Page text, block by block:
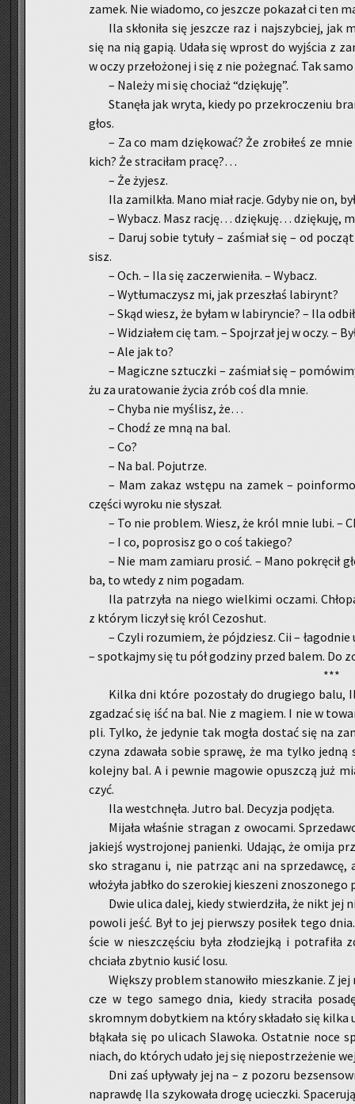
zamek. Nie wia­do­mo, co jesz­cze po­ka­zał ci ten
Ila skło­ni­ła się jesz­cze raz i naj­szyb­ciej, jak
się na nią gapią. Udała się wprost do wyj­ścia z
w oczy prze­ło­żo­nej i się z nie po­że­gnać. Tak
– Na­le­ży mi się cho­ciaż “dzię­ku­ję”.
Sta­nę­ła jak wryta, kiedy po prze­kro­cze­niu
głos.
– Za co mam dzię­ko­wać? Że zro­bi­łeś ze
kich? Że stra­ci­łam pracę?…
– Że ży­jesz.
Ila za­mil­kła. Mano miał racje. Gdyby nie on,
– Wy­bacz. Masz rację… dzię­ku­ję… dzię­ku­ję,
– Daruj sobie ty­tu­ły – za­śmiał się – od
sisz.
– Och. – Ila się za­czer­wie­ni­ła. – Wy­bacz.
– Wy­tłu­ma­czysz mi, jak prze­szłaś la­bi­rynt?
– Skąd wiesz, że byłam w la­bi­ryn­cie? – Ila
– Wi­dzia­łem cię tam. – Spoj­rzał jej w oczy. –
– Ale jak to?
– Ma­gicz­ne sztucz­ki – za­śmiał się –
żu za ura­to­wa­nie życia zrób coś dla mnie.
– Chyba nie my­ślisz, że…
– Chodź ze mną na bal.
– Co?
– Na bal. Po­ju­trze.
– Mam zakaz wstę­pu na zamek –
czę­ści wy­ro­ku nie sły­szał.
– To nie pro­blem. Wiesz, że król mnie lubi. –
– I co, po­pro­sisz go o coś ta­kie­go?
– Nie mam za­mia­ru pro­sić. – Mano po­krę­cił
ba, to wtedy z nim po­ga­dam.
Ila pa­trzy­ła na niego wiel­ki­mi ocza­mi.
z któ­rym li­czył się król Ce­zo­shut.
– Czyli ro­zu­miem, że pój­dziesz. Cii –
– spo­tkaj­my się tu pół go­dzi­ny przed balem. Do
***
Kilka dni które po­zo­sta­ły do dru­gie­go balu,
zga­dzać się iść na bal. Nie z ma­giem. I nie w
pli. Tylko, że je­dy­nie tak mogła do­stać się na
czy­na zda­wa­ła sobie spra­wę, że ma tylko
ko­lej­ny bal. A i pew­nie ma­go­wie opusz­czą już
czyć.
Ila wes­tchnę­ła. Jutro bal. De­cy­zja pod­ję­ta.
Mi­ja­ła wła­śnie stra­gan z owo­ca­mi.
ja­kiejś wy­stro­jo­nej pa­nien­ki. Uda­jąc, że omija
sko stra­ga­nu i, nie pa­trząc ani na
wło­ży­ła jabł­ko do sze­ro­kiej kie­sze­ni zno­szo­ne­go
Dwie ulica dalej, kiedy stwier­dzi­ła, że nikt jej
po­wo­li jeść. Był to jej pierw­szy po­si­łek tego
ście w nie­szczę­ściu była zło­dziej­ką i po­tra­fi­ła
chcia­ła zbyt­nio kusić losu.
Więk­szy pro­blem sta­no­wi­ło miesz­ka­nie. Z
cze w tego sa­me­go dnia, kiedy stra­ci­ła
skrom­nym do­byt­kiem na który skła­da­ło się
błą­ka­ła się po uli­cach Sla­wo­ka. Ostat­nie noce
niach, do któ­rych udało jej się nie­po­strze­że­nie
Dni zaś upły­wa­ły jej na – z po­zo­ru
na­praw­dę Ila szy­ko­wa­ła drogę uciecz­ki.